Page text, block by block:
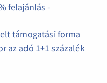
felajánlás -
támogatási forma
az adó 1+1 százalék